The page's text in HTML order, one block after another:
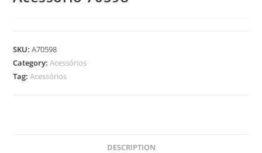
SKU:A70598
Category:Acessórios
Tag:Acessórios
DESCRIPTION